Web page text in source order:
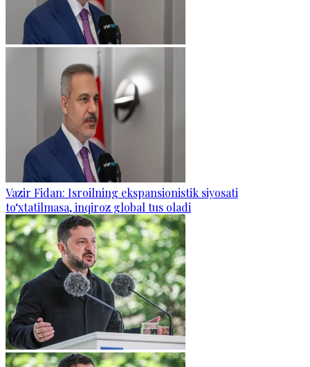
Vazir Fidan: Isroilning ekspansionistik siyosati
to‘xtatilmasa, inqiroz global tus oladi